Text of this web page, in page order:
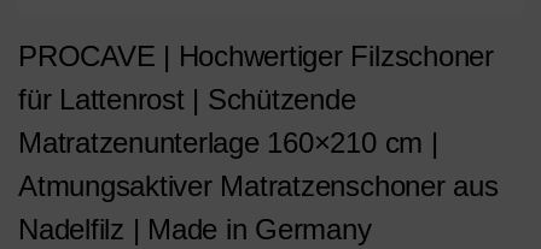
PROCAVE | Hochwertiger Filzschoner
für Lattenrost | Schützende
Matratzenunterlage 160×210 cm |
Atmungsaktiver Matratzenschoner aus
Nadelfilz | Made in Germany